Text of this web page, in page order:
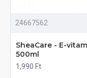
24667562
SheaCare - E-
500ml
1,990 Ft